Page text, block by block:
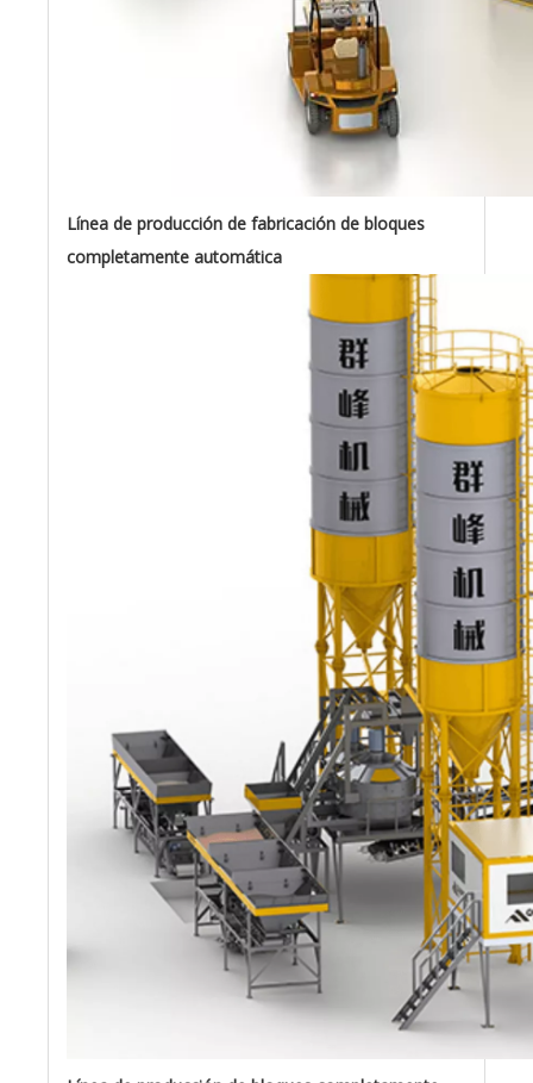
Línea de producción de fabricación de bloques
completamente automática